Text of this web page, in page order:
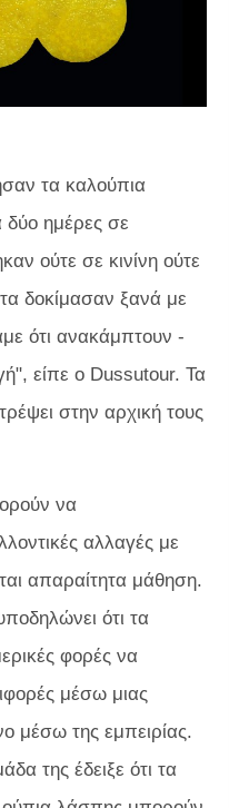
τα καλούπια
δύο ημέρες σε
ούτε σε κινίνη ούτε
δοκίμασαν ξανά με
ότι ανακάμπτουν -
είπε ο Dussutour. Τα
στην αρχική τους
να
αλλαγές με
απαραίτητα μάθηση.
ότι τα
φορές να
μέσω μιας
μέσω της εμπειρίας.
της έδειξε ότι τα